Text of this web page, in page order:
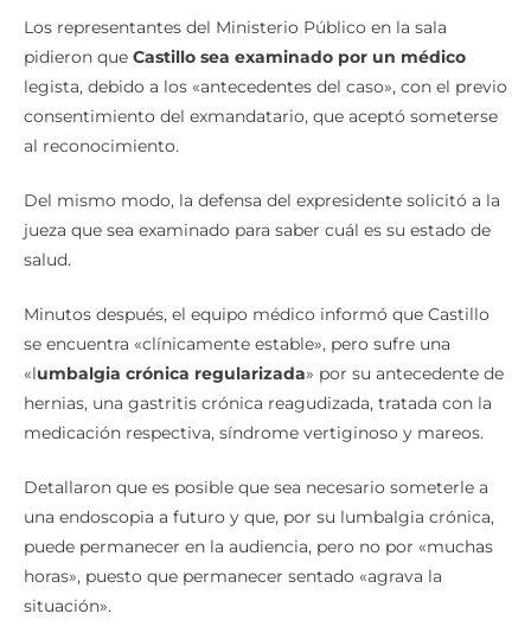
Los representantes del Ministerio Público en la sala
pidieron que Castillo sea examinado por un médico
legista, debido a los «antecedentes del caso», con el previo
consentimiento del exmandatario, que aceptó someterse
al reconocimiento.
Del mismo modo, la defensa del expresidente solicitó a la
jueza que sea examinado para saber cuál es su estado de
salud.
Minutos después, el equipo médico informó que Castillo
se encuentra «clínicamente estable», pero sufre una
«lumbalgia crónica regularizada» por su antecedente de
hernias, una gastritis crónica reagudizada, tratada con la
medicación respectiva, síndrome vertiginoso y mareos.
Detallaron que es posible que sea necesario someterle a
una endoscopia a futuro y que, por su lumbalgia crónica,
puede permanecer en la audiencia, pero no por «muchas
horas», puesto que permanecer sentado «agrava la
situación».